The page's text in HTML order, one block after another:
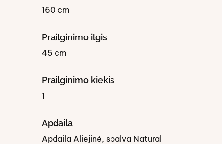
160 cm
Prailginimo ilgis
45 cm
Prailginimo kiekis
1
Apdaila
Apdaila Aliejinė, spalva Natural